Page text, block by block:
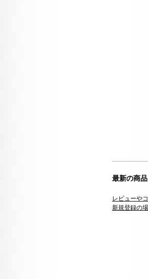
最新の商
レビューや
新規登録の